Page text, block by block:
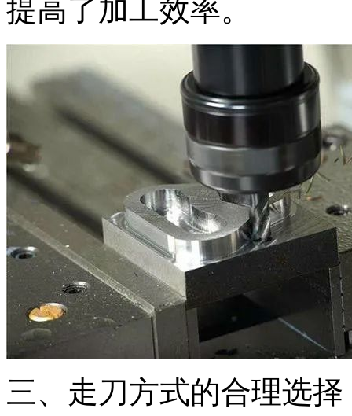
提高了加工效率。
三、走刀方式的合理选择